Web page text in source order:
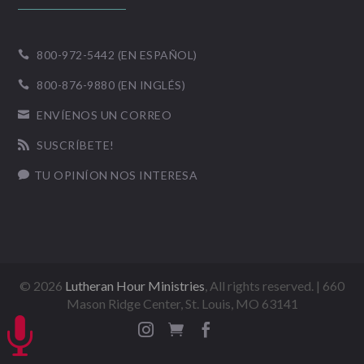
 800-972-5442 (EN ESPAÑOL)
 800-876-9880 (EN INGLÉS)
 ENVÍENOS UN CORREO
 SUSCRÍBETE!
 TU OPINÍON NOS INTERESA
© 2026 Lutheran Hour Ministries, All rights reserved. | 660
Mason Ridge Center, St. Louis, MO 63141

 
